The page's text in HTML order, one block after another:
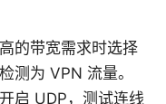
的带宽需求时选择
测为 VPN 流量。
启 UDP，测试连线